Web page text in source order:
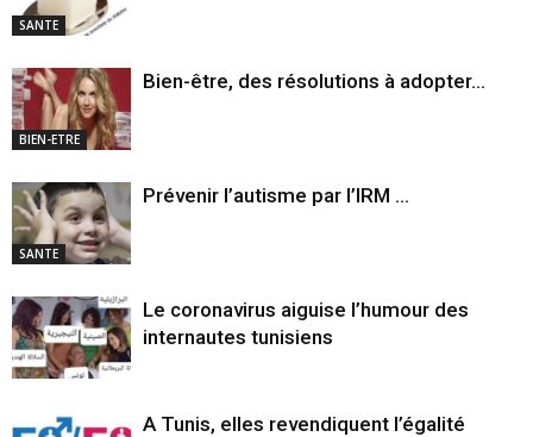
SANTE
BIEN-ETRE
Bien-être, des résolutions à adopter…
SANTE
Prévenir l’autisme par l’IRM …
Le coronavirus aiguise l’humour des
internautes tunisiens
A Tunis, elles revendiquent l’égalité